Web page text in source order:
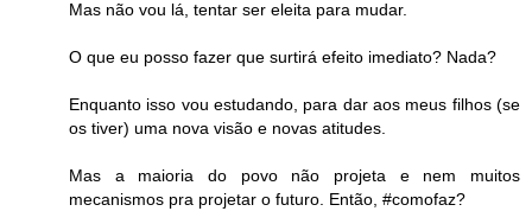
Mas não vou lá, tentar ser eleita para mudar.
O que eu posso fazer que surtirá efeito imediato? Nada?
Enquanto isso vou estudando, para dar aos meus filhos (se
os tiver) uma nova visão e novas atitudes.
Mas a maioria do povo não projeta e nem muitos
mecanismos pra projetar o futuro. Então, #comofaz?